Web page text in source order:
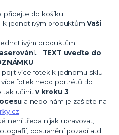
přidejte do košíku.
k jednotlivým produktům Vaši
produktům
TEXT uveďte do
více fotek k jednomu sklu
více fotek nebo portrétů do
tak učinit v kroku 3
a nebo nám je zašlete na
není třeba nijak upravovat,
odstranění pozadí atd.